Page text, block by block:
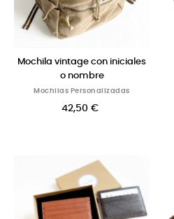
Mochila vintage con iniciales
o nombre
Mochilas Personalizadas
42,50 €